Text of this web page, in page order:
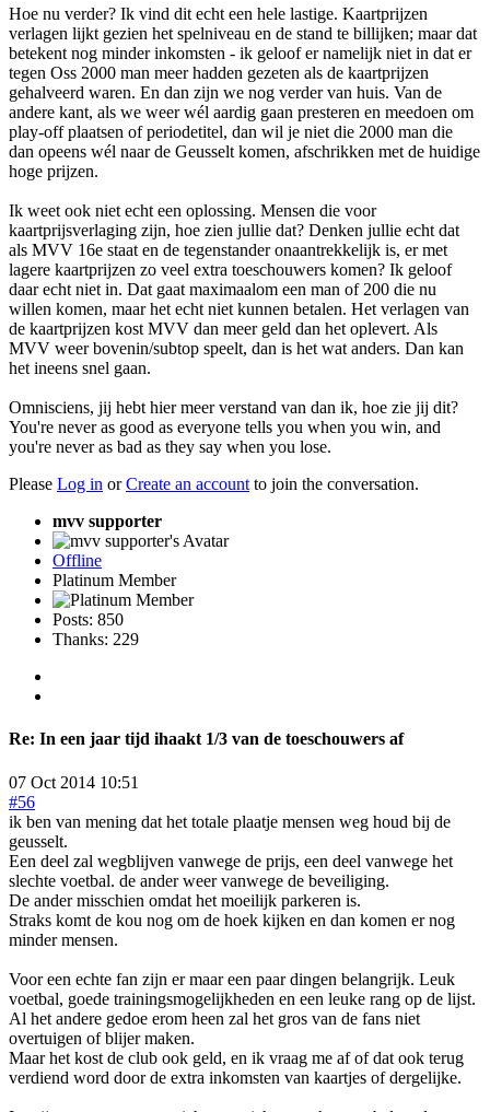
Hoe nu verder? Ik vind dit echt een hele lastige. Kaartprijzen
verlagen lijkt gezien het spelniveau en de stand te billijken; maar dat
betekent nog minder inkomsten - ik geloof er namelijk niet in dat er
tegen Oss 2000 man meer hadden gezeten als de kaartprijzen
gehalveerd waren. En dan zijn we nog verder van huis. Van de
andere kant, als we weer wél aardig gaan presteren en meedoen om
play-off plaatsen of periodetitel, dan wil je niet die 2000 man die
dan opeens wél naar de Geusselt komen, afschrikken met de huidige
hoge prijzen.
Ik weet ook niet echt een oplossing. Mensen die voor
kaartprijsverlaging zijn, hoe zien jullie dat? Denken jullie echt dat
als MVV 16e staat en de tegenstander onaantrekkelijk is, er met
lagere kaartprijzen zo veel extra toeschouwers komen? Ik geloof
daar echt niet in. Dat gaat maximaalom een man of 200 die nu
willen komen, maar het echt niet kunnen betalen. Het verlagen van
de kaartprijzen kost MVV dan meer geld dan het oplevert. Als
MVV weer bovenin/subtop speelt, dan is het wat anders. Dan kan
het ineens snel gaan.
Omnisciens, jij hebt hier meer verstand van dan ik, hoe zie jij dit?
You're never as good as everyone tells you when you win, and
you're never as bad as they say when you lose.
Please Log in orCreate an account to join the conversation.
mvv supporter
Offline
Platinum Member
Posts: 850
Thanks: 229
Re: In een jaar tijd ihaakt 1/3 van de toeschouwers af
07 Oct 2014 10:51
#56
ik ben van mening dat het totale plaatje mensen weg houd bij de
geusselt.
Een deel zal wegblijven vanwege de prijs, een deel vanwege het
slechte voetbal. de ander weer vanwege de beveiliging.
De ander misschien omdat het moeilijk parkeren is.
Straks komt de kou nog om de hoek kijken en dan komen er nog
minder mensen.
Voor een echte fan zijn er maar een paar dingen belangrijk. Leuk
voetbal, goede trainingsmogelijkheden en een leuke rang op de lijst.
Al het andere gedoe erom heen zal het gros van de fans niet
overtuigen of blijer maken.
Maar het kost de club ook geld, en ik vraag me af of dat ook terug
verdiend word door de extra inkomsten van kaartjes of dergelijke.